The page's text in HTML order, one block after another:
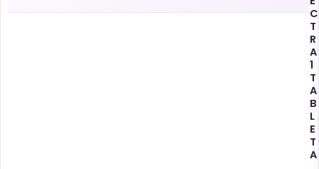
C
T
R
A
1
T
A
B
L
E
T
A